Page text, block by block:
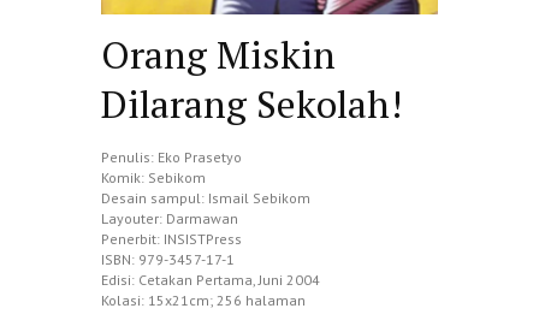
Orang Miskin
Dilarang Sekolah!
Penulis: Eko Prasetyo
Komik: Sebikom
Desain sampul: Ismail Sebikom
Layouter: Darmawan
Penerbit: INSISTPress
ISBN: 979-3457-17-1
Edisi: Cetakan Pertama, Juni 2004
Kolasi: 15x21cm; 256 halaman